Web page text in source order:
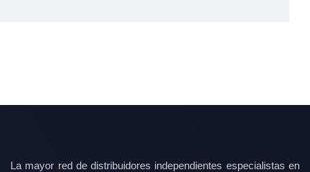
La mayor red de distribuidores independientes especialistas en